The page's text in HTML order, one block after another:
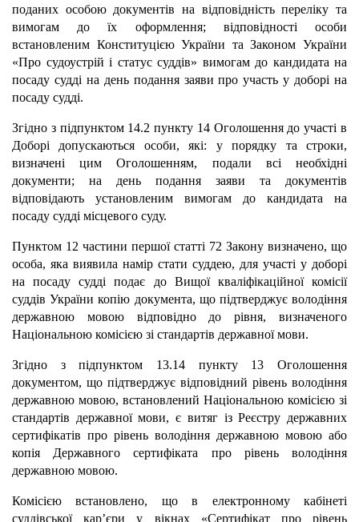
поданих особою документів на відповідність переліку та
вимогам до їх оформлення; відповідності особи
встановленим Конституцією України та Законом України
«Про судоустрій і статус суддів» вимогам до кандидата на
посаду судді на день подання заяви про участь у доборі на
посаду судді.
Згідно з підпунктом 14.2 пункту 14 Оголошення до участі в
Доборі допускаються особи, які: у порядку та строки,
визначені цим Оголошенням, подали всі необхідні
документи; на день подання заяви та документів
відповідають установленим вимогам до кандидата на
посаду судді місцевого суду.
Пунктом 12 частини першої статті 72 Закону визначено, що
особа, яка виявила намір стати суддею, для участі у доборі
на посаду судді подає до Вищої кваліфікаційної комісії
суддів України копію документа, що підтверджує володіння
державною мовою відповідно до рівня, визначеного
Національною комісією зі стандартів державної мови.
Згідно з підпунктом 13.14 пункту 13 Оголошення
документом, що підтверджує відповідний рівень володіння
державною мовою, встановлений Національною комісією зі
стандартів державної мови, є витяг із Реєстру державних
сертифікатів про рівень володіння державною мовою або
копія Державного сертифіката про рівень володіння
державною мовою.
Комісією встановлено, що в електронному кабінеті
суддівської кар’єри у вікнах «Сертифікат про рівень